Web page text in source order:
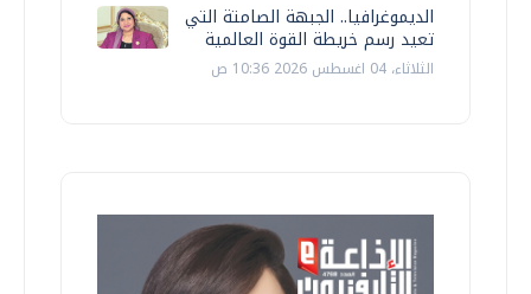
الديموغرافيا.. الجبهة الصامتة التي
تعيد رسم خريطة القوة العالمية
الثلاثاء، 04 اغسطس 2026 10:36 ص